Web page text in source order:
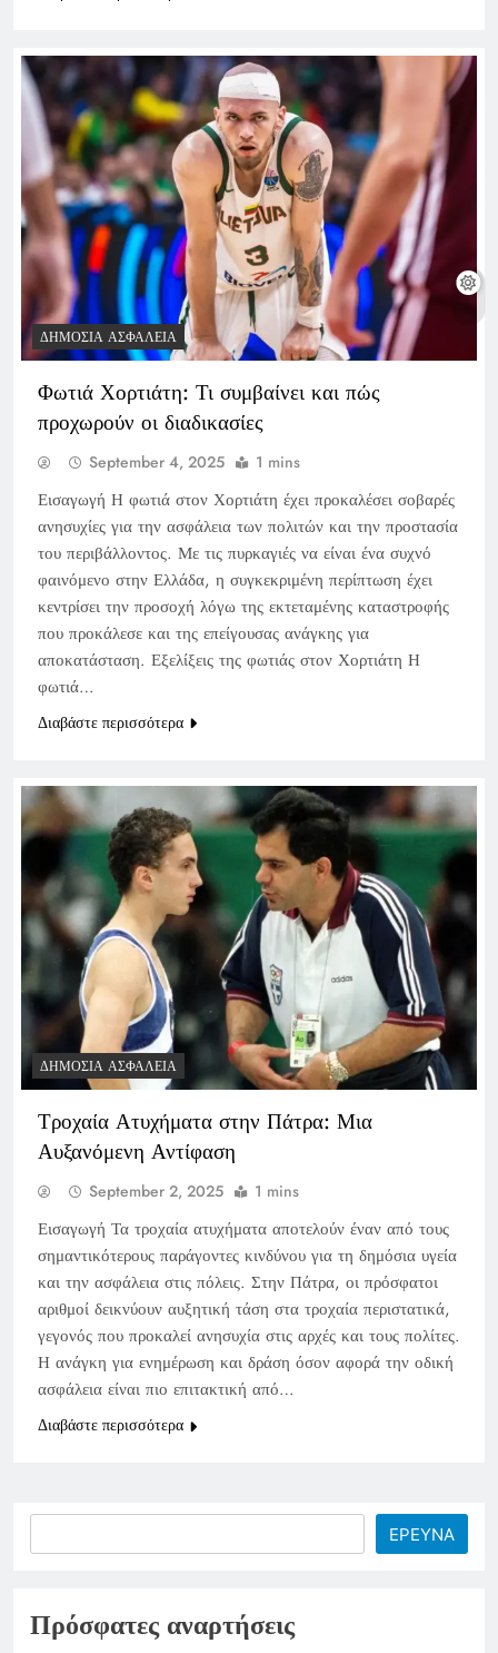
ΔΗΜΌΣΙΑ ΑΣΦΆΛΕΙΑ
Φωτιά Χορτιάτη: Τι συμβαίνει και πώς
προχωρούν οι διαδικασίες
September 4, 2025 1 mins
Εισαγωγή Η φωτιά στον Χορτιάτη έχει προκαλέσει σοβαρές
ανησυχίες για την ασφάλεια των πολιτών και την προστασία
του περιβάλλοντος. Με τις πυρκαγιές να είναι ένα συχνό
φαινόμενο στην Ελλάδα, η συγκεκριμένη περίπτωση έχει
κεντρίσει την προσοχή λόγω της εκτεταμένης καταστροφής
που προκάλεσε και της επείγουσας ανάγκης για
αποκατάσταση. Εξελίξεις της φωτιάς στον Χορτιάτη Η
φωτιά…
Διαβάστε περισσότερα
ΔΗΜΌΣΙΑ ΑΣΦΆΛΕΙΑ
Τροχαία Ατυχήματα στην Πάτρα: Μια
Αυξανόμενη Αντίφαση
September 2, 2025 1 mins
Εισαγωγή Τα τροχαία ατυχήματα αποτελούν έναν από τους
σημαντικότερους παράγοντες κινδύνου για τη δημόσια υγεία
και την ασφάλεια στις πόλεις. Στην Πάτρα, οι πρόσφατοι
αριθμοί δεικνύουν αυξητική τάση στα τροχαία περιστατικά,
γεγονός που προκαλεί ανησυχία στις αρχές και τους πολίτες.
Η ανάγκη για ενημέρωση και δράση όσον αφορά την οδική
ασφάλεια είναι πιο επιτακτική από…
Διαβάστε περισσότερα
ΕΡΕΥΝΑ
Πρόσφατες αναρτήσεις